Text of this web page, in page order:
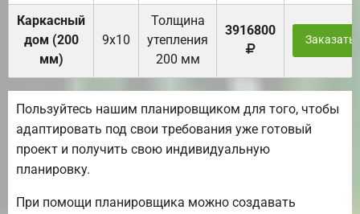
Каркасный
дом (200
мм)
9х10
Толщина
утепления
200 мм
3916800
Заказать
Пользуйтесь нашим планировщиком для того, чтобы
адаптировать под свои требования уже готовый
проект и получить свою индивидуальную
планировку.
При помощи планировщика можно создавать